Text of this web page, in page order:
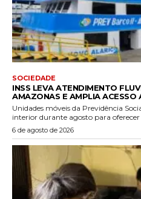
SOCIEDADE
INSS LEVA ATENDIMENTO
AMAZONAS E AMPLIA ACESSO
Unidades móveis da Previdência
interior durante agosto para oferecer
6 de agosto de 2026